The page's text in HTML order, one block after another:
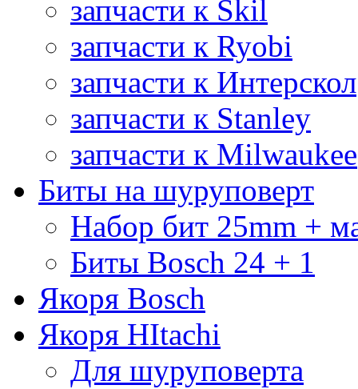
запчасти к Skil
запчасти к Ryobi
запчасти к Интерскол
запчасти к Stanley
запчасти к Milwaukee
Биты на шуруповерт
Набор бит 25mm +
Биты Bosch 24 + 1
Якоря Bosch
Якоря HItachi
Для шуруповерта